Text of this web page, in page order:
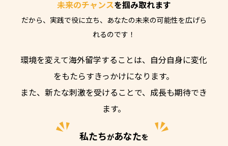
未来のチャンスを掴み取れます
だから、実践で役に立ち、あなたの未来の可能性を広げら
れるのです！
環境を変えて海外留学することは、自分自身に変化
をもたらすきっかけになります。
また、新たな刺激を受けることで、成長も期待でき
ます。
私たちがあなたを